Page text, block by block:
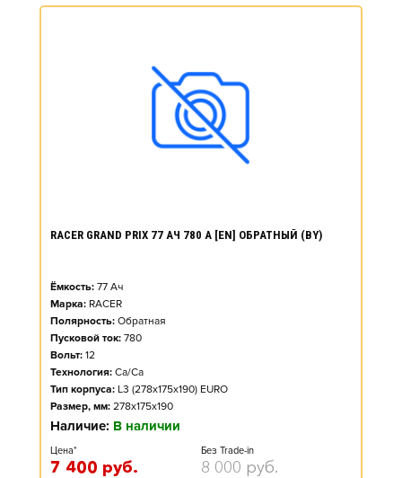
RACER GRAND PRIX 77 АЧ 780 А [EN] ОБРАТНЫЙ (BY)
Ёмкость: 77 Ач
Марка: RACER
Полярность: Обратная
Пусковой ток: 780
Вольт: 12
Технология: Ca/Ca
Тип корпуса: L3 (278x175x190) EURO
Размер, мм: 278x175x190
Наличие: В наличии
Цена*
7 400 руб.
Без Trade-in
8 000 руб.